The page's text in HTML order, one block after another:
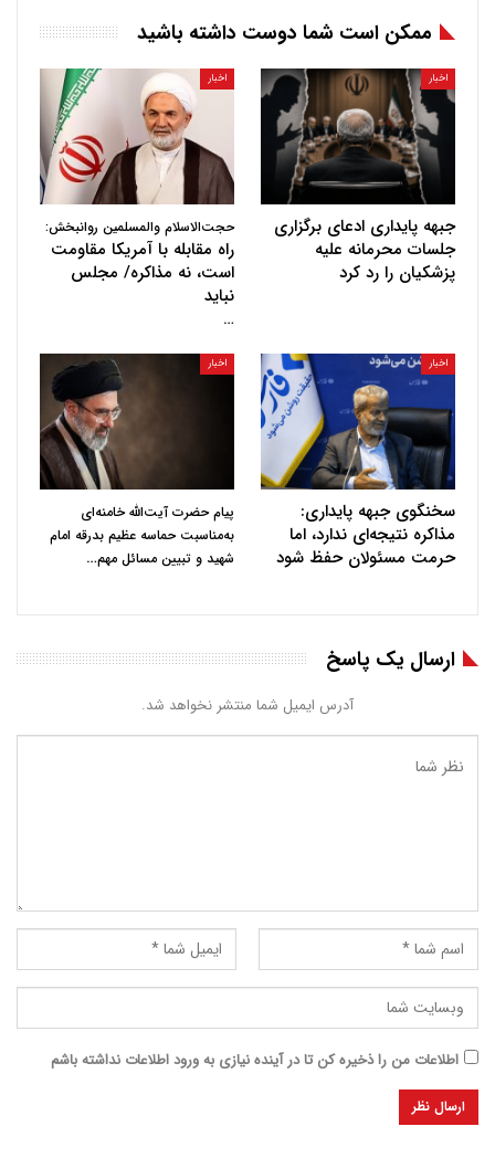
ممکن است شما دوست داشته باشید
اخبار
جبهه پایداری ادعای برگزاری
جلسات محرمانه علیه
پزشکیان را رد کرد
اخبار
حجت‌الاسلام والمسلمین روانبخش:
راه مقابله با آمریکا مقاومت
است، نه مذاکره/ مجلس
نباید
…
اخبار
سخنگوی جبهه پایداری:
مذاکره نتیجه‌ای ندارد، اما
حرمت مسئولان حفظ شود
اخبار
پیام حضرت آیت‌الله خامنه‌ای
به‌مناسبت حماسه عظیم بدرقه امام
شهید و تبیین مسائل مهم…
ارسال یک پاسخ
آدرس ایمیل شما منتشر نخواهد شد.
اطلاعات من را ذخیره کن تا در آینده نیازی به ورود اطلاعات نداشته باشم